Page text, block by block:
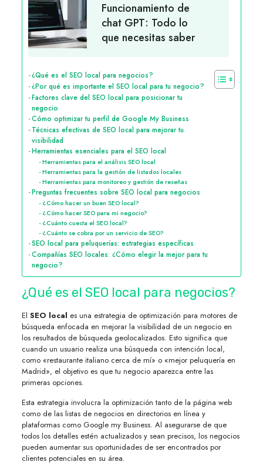
Funcionamiento de
chat GPT: Todo lo
que necesitas saber
¿Qué es el SEO local para negocios?
¿Por qué es importante el SEO local para tu negocio?
Factores clave del SEO local para posicionar tu
negocio
Cómo optimizar tu perfil de Google My Business
Técnicas efectivas de SEO local para mejorar tu
visibilidad
Herramientas esenciales para el SEO local
Herramientas para el análisis SEO local
Herramientas para la gestión de listados locales
Herramientas para monitoreo y gestión de reseñas
Preguntas frecuentes sobre SEO local para negocios
¿Cómo hacer un buen SEO local?
¿Cómo hacer SEO para mi negocio?
¿Cuánto cuesta el SEO local?
¿Cuánto se cobra por un servicio de SEO?
SEO local para peluquerías: estrategias específicas
Compañías SEO locales: ¿Cómo elegir la mejor para tu
negocio?
¿Qué es el SEO local para negocios?
El SEO local es una estrategia de optimización para motores de
búsqueda enfocada en mejorar la visibilidad de un negocio en
los resultados de búsqueda geolocalizados. Esto significa que
cuando un usuario realiza una búsqueda con intención local,
como «restaurante italiano cerca de mí» o «mejor peluquería en
Madrid», el objetivo es que tu negocio aparezca entre las
primeras opciones.
Esta estrategia involucra la optimización tanto de la página web
como de las listas de negocios en directorios en línea y
plataformas como Google my Business. Al asegurarse de que
todos los detalles estén actualizados y sean precisos, los negocios
pueden aumentar sus oportunidades de ser encontrados por
clientes potenciales en su área.